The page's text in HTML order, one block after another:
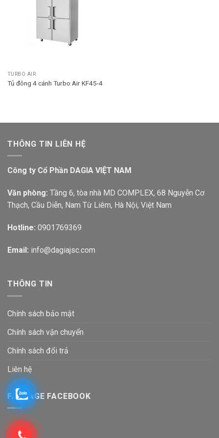
TURBO AIR
Tủ đông 4 cánh Turbo Air KF45-4
THÔNG TIN LIÊN HỆ
Công ty Cổ Phần DAGIA VIỆT NAM
Văn phòng: Tầng 6, tòa nhà MD COMPLEX, 68 Nguyễn Cơ
Thạch, Cầu Diễn, Nam Từ Liêm, Hà Nội, Việt Nam
Hotline: 0901769369
Email: info@dagiajsc.com
THÔNG TIN
Chính sách bảo mật
Chính sách vận chuyển
Chính sách đổi trả
Liên hệ
FANPAGE FACEBOOK